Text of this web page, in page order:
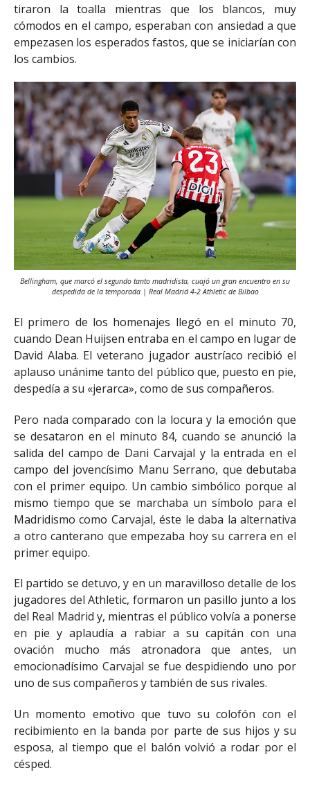
tiraron la toalla mientras que los blancos, muy
cómodos en el campo, esperaban con ansiedad a que
empezasen los esperados fastos, que se iniciarían con
los cambios.
Bellingham, que marcó el segundo tanto madridista, cuajó un gran encuentro en su
despedida de la temporada | Real Madrid 4-2 Athletic de Bilbao
El primero de los homenajes llegó en el minuto 70,
cuando Dean Huijsen entraba en el campo en lugar de
David Alaba. El veterano jugador austríaco recibió el
aplauso unánime tanto del público que, puesto en pie,
despedía a su «jerarca», como de sus compañeros.
Pero nada comparado con la locura y la emoción que
se desataron en el minuto 84, cuando se anunció la
salida del campo de Dani Carvajal y la entrada en el
campo del jovencísimo Manu Serrano, que debutaba
con el primer equipo. Un cambio simbólico porque al
mismo tiempo que se marchaba un símbolo para el
Madridismo como Carvajal, éste le daba la alternativa
a otro canterano que empezaba hoy su carrera en el
primer equipo.
El partido se detuvo, y en un maravilloso detalle de los
jugadores del Athletic, formaron un pasillo junto a los
del Real Madrid y, mientras el público volvía a ponerse
en pie y aplaudía a rabiar a su capitán con una
ovación mucho más atronadora que antes, un
emocionadísimo Carvajal se fue despidiendo uno por
uno de sus compañeros y también de sus rivales.
Un momento emotivo que tuvo su colofón con el
recibimiento en la banda por parte de sus hijos y su
esposa, al tiempo que el balón volvió a rodar por el
césped.